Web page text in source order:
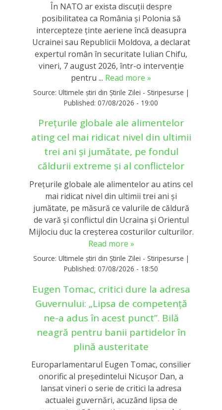
În NATO ar exista discuții despre
posibilitatea ca România și Polonia să
intercepteze ținte aeriene încă deasupra
Ucrainei sau Republicii Moldova, a declarat
expertul român în securitate Iulian Chifu,
vineri, 7 august 2026, într-o intervenție
pentru ... Read more »
Source: Ultimele știri din Știrile Zilei - Stiripesurse |
Published: 07/08/2026 - 19:00
Prețurile globale ale alimentelor
ating cel mai ridicat nivel din ultimii
trei ani și jumătate, pe fondul
căldurii extreme și al conflictelor
Prețurile globale ale alimentelor au atins cel
mai ridicat nivel din ultimii trei ani și
jumătate, pe măsură ce valurile de căldură
de vară și conflictul din Ucraina și Orientul
Mijlociu duc la creșterea costurilor culturilor.
Read more »
Source: Ultimele știri din Știrile Zilei - Stiripesurse |
Published: 07/08/2026 - 18:50
Eugen Tomac, critici dure la adresa
Guvernului: „Lipsa de competență
ne-a adus în acest punct”. Bilă
neagră pentru banii partidelor în
plină austeritate
Europarlamentarul Eugen Tomac, consilier
onorific al președintelui Nicușor Dan, a
lansat vineri o serie de critici la adresa
actualei guvernări, acuzând lipsa de